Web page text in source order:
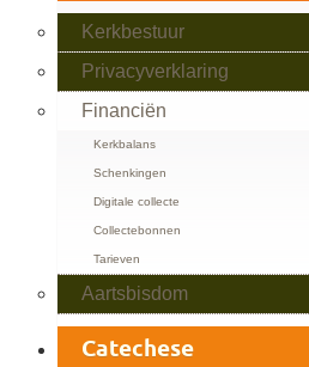
Kerkbestuur
Privacyverklaring
Financiën
Kerkbalans
Schenkingen
Digitale collecte
Collectebonnen
Tarieven
Aartsbisdom
Catechese